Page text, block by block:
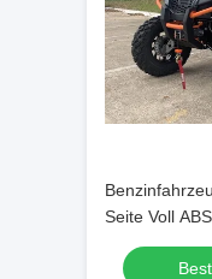
Seite Voll
Rennfahrzeug